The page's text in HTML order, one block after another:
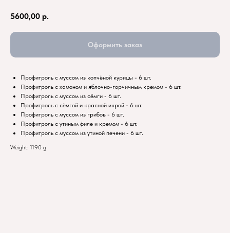
5600,00 р.
Оформить заказ
Профитроль с муссом из копчёной курицы - 6 шт.
Профитроль с хамоном и яблочно-горчичным кремом - 6 шт.
Профитроль с муссом из сёмги - 6 шт.
Профитроль с сёмгой и красной икрой - 6 шт.
Профитроль с муссом из грибов - 6 шт.
Профитроль с утиным филе и кремом - 6 шт.
Профитроль с муссом из утиной печени - 6 шт.
Weight: 1190 g